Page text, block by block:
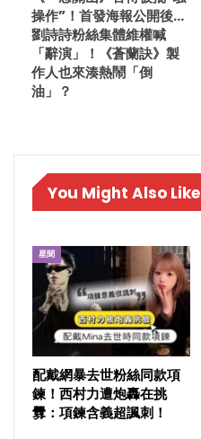
操作”！首發海報公開後…
劉詩詩粉絲集體維權喊
「辭演」！《蒼蘭訣》製
作人也來湊熱鬧「倒
油」？
You Might Also Like
星聞
配戴網暴去世粉絲同款項
鍊！西村力遭炮轟在挑
釁：項鍊含義超諷刺！